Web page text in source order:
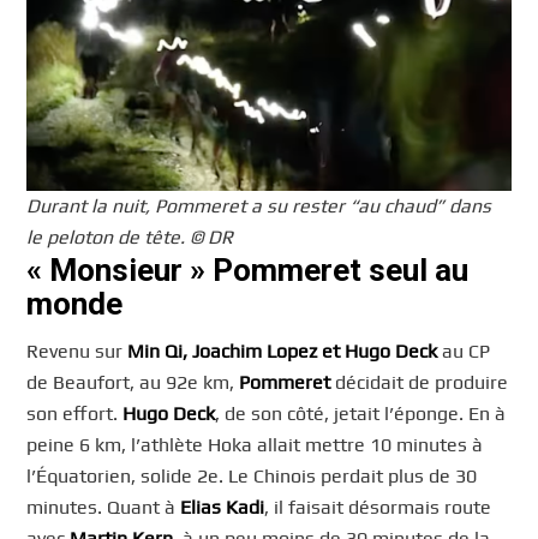
Durant la nuit, Pommeret a su rester “au chaud” dans
le peloton de tête. © DR
« Monsieur » Pommeret seul au
monde
Revenu sur Min Qi, Joachim Lopez et Hugo Deckau CP
de Beaufort, au 92e km, Pommeret décidait de produire
son effort. Hugo Deck, de son côté, jetait l’éponge. En à
peine 6 km, l’athlète Hoka allait mettre 10 minutes à
l’Équatorien, solide 2e. Le Chinois perdait plus de 30
minutes. Quant à Elias Kadi, il faisait désormais route